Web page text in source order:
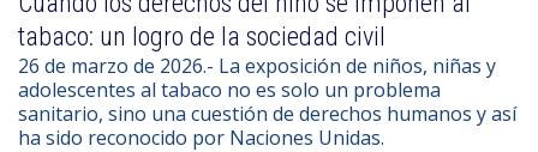
tabaco: un logro de la sociedad civil
26 de marzo de 2026.- La exposición de niños, niñas y
adolescentes al tabaco no es solo un problema
sanitario, sino una cuestión de derechos humanos y así
ha sido reconocido por Naciones Unidas.